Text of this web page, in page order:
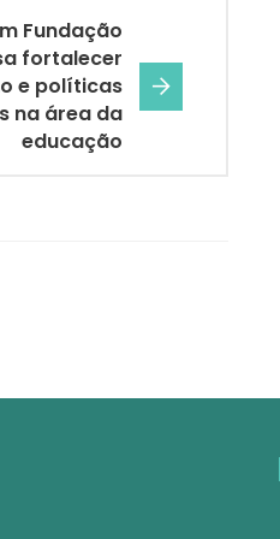
Fundação
fortalecer
e políticas
na área da
educação